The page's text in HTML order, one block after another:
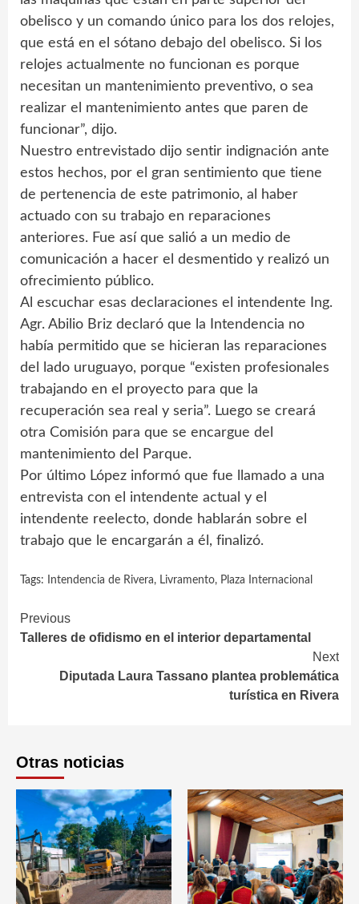
obelisco y un comando único para los dos relojes,
que está en el sótano debajo del obelisco. Si los
relojes actualmente no funcionan es porque
necesitan un mantenimiento preventivo, o sea
realizar el mantenimiento antes que paren de
funcionar”, dijo.
Nuestro entrevistado dijo sentir indignación ante
estos hechos, por el gran sentimiento que tiene
de pertenencia de este patrimonio, al haber
actuado con su trabajo en reparaciones
anteriores. Fue así que salió a un medio de
comunicación a hacer el desmentido y realizó un
ofrecimiento público.
Al escuchar esas declaraciones el intendente Ing.
Agr. Abilio Briz declaró que la Intendencia no
había permitido que se hicieran las reparaciones
del lado uruguayo, porque “existen profesionales
trabajando en el proyecto para que la
recuperación sea real y seria”. Luego se creará
otra Comisión para que se encargue del
mantenimiento del Parque.
Por último López informó que fue llamado a una
entrevista con el intendente actual y el
intendente reelecto, donde hablarán sobre el
trabajo que le encargarán a él, finalizó.
Tags: Intendencia de Rivera, Livramento, Plaza Internacional
Continue
Reading
Previous
Talleres de ofidismo en el interior departamental
Next
Diputada Laura Tassano plantea problemática
turística en Rivera
Otras noticias